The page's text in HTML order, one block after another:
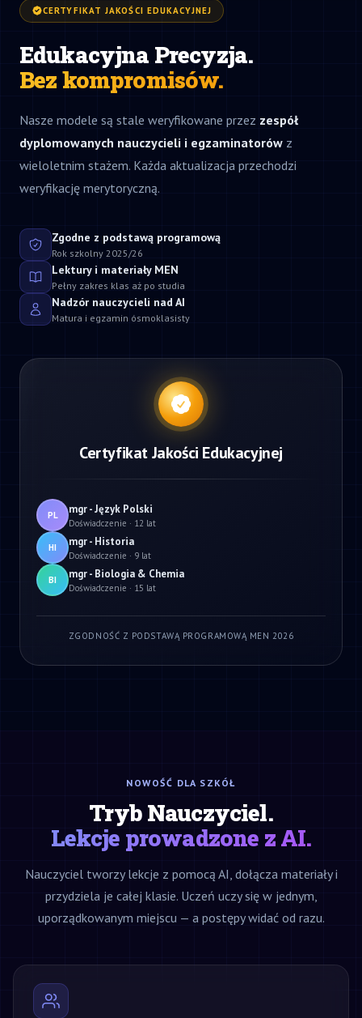
CERTYFIKAT JAKOŚCI EDUKACYJNEJ
Edukacyjna Precyzja.
Bez kompromisów.
Nasze modele są stale weryfikowane przez zespół
dyplomowanych nauczycieli i egzaminatorów z
wieloletnim stażem. Każda aktualizacja przechodzi
weryfikację merytoryczną.
Zgodne z podstawą programową
Rok szkolny 2025/26
Lektury i materiały MEN
Pełny zakres klas aż po studia
Nadzór nauczycieli nad AI
Matura i egzamin ósmoklasisty
Certyfikat Jakości Edukacyjnej
PL mgr - Język Polski
Doświadczenie · 12 lat
HI mgr - Historia
Doświadczenie · 9 lat
BI mgr - Biologia & Chemia
Doświadczenie · 15 lat
ZGODNOŚĆ Z PODSTAWĄ PROGRAMOWĄ MEN 2026
NOWOŚĆ DLA SZKÓŁ
Tryb Nauczyciel.
Lekcje prowadzone z AI.
Nauczyciel tworzy lekcje z pomocą AI, dołącza materiały i
przydziela je całej klasie. Uczeń uczy się w jednym,
uporządkowanym miejscu — a postępy widać od razu.